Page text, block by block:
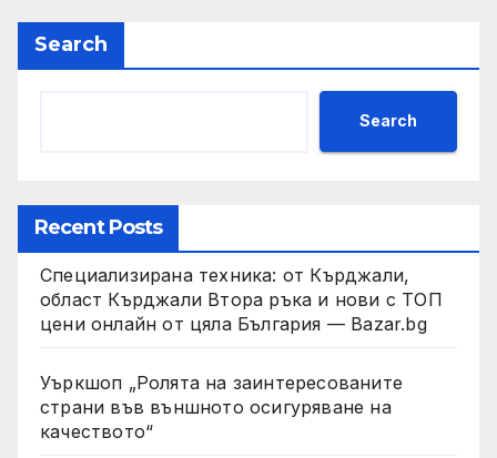
Search
Search
Recent Posts
Специализирана техника: от Кърджали,
област Кърджали Втора ръка и нови с ТОП
цени онлайн от цяла България — Bazar.bg
Уъркшоп „Ролята на заинтересованите
страни във външното осигуряване на
качеството“